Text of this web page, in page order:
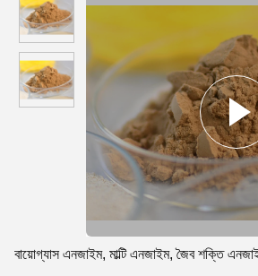
বায়োগ্যাস এনজাইম, মাল্টি এনজাইম, জৈব শক্তি